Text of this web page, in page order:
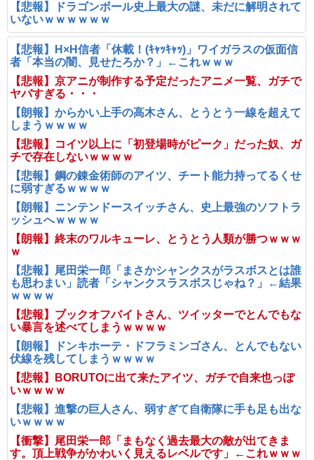
【悲報】ドラゴンボール史上最大の謎、未だに解明されて
いないｗｗｗｗｗｗ
【悲報】H×H信者「休載！(ｷｬｯｷｬｯ)」ワイガラスの仮面信
者「本当の闇、見せたろか？」←これｗｗｗ
【悲報】京アニが制作する予定だったアニメ一覧、ガチで
ヤバすぎる・・・
【朗報】からかい上手の高木さん、とうとう一線を超えて
しまうｗｗｗｗ
【悲報】コイツ以上に「初登場時がピーク」だった奴、ガ
チで存在しないｗｗｗｗ
【悲報】鋼の錬金術師のアイツ、チート能力持ってるくせ
に弱すぎるｗｗｗｗ
【朗報】ニンテンドースイッチさん、史上最強のソフトラ
ッシュへｗｗｗｗ
【朗報】終末のワルキューレ、とうとう人類が勝つｗｗｗ
ｗ
【悲報】尾田栄一郎「まさかシャンクスがラスボスとは誰
も思わまい」読者「シャンクスラスボスじゃね？」←結果
ｗｗｗｗ
【悲報】ブックオフバイトさん、ツイッターでとんでもな
い暴言を述べてしまうｗｗｗｗ
【朗報】ドンキホーテ・ドフラミンゴさん、とんでもない
伏線を残してしまうｗｗｗｗ
【悲報】BORUTOに出て来たアイツ、ガチで自来也っぽ
いｗｗｗｗ
【悲報】進撃の巨人さん、弱すぎて自衛隊に手も足も出な
いｗｗｗｗ
【衝撃】尾田栄一郎「まもなく過去最大の敵が出てきま
す。頂上戦争がかわいく見えるレベルです」←これｗｗｗ